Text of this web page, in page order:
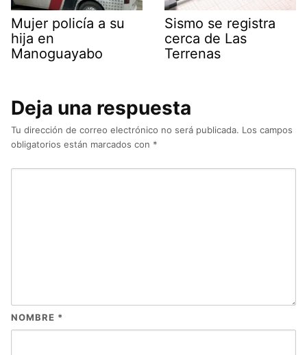
Mujer policía a su
hija en
Manoguayabo
Sismo se registra
cerca de Las
Terrenas
Deja una respuesta
Tu dirección de correo electrónico no será publicada. Los campos
obligatorios están marcados con *
NOMBRE *